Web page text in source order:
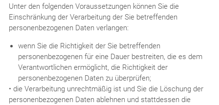
Unter den folgenden Voraussetzungen können Sie die
Einschränkung der Verarbeitung der Sie betreffenden
personenbezogenen Daten verlangen:
wenn Sie die Richtigkeit der Sie betreffenden
personenbezogenen für eine Dauer bestreiten, die es dem
Verantwortlichen ermöglicht, die Richtigkeit der
personenbezogenen Daten zu überprüfen;
• die Verarbeitung unrechtmäßig ist und Sie die Löschung der
personenbezogenen Daten ablehnen und stattdessen die